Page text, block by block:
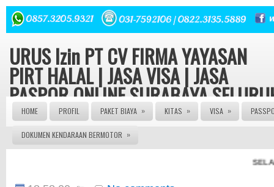
URUS Izin PT CV FIRMA YAYASAN
PIRT HALAL | JASA VISA | JASA
PASPOR ONLINE SURABAYA
INDONESIA
Konsultasi hukum dan Perizinan Gratis | Urus Izin PT CV
JASA PASPOR RUSAK | JASA PEMBUATAN PASPOR |
PASPOR | AGEN VISA | JASA VISA ONLINE | JASA
HOME PROFIL PAKET BIAYA » KITAS » VISA »
DOKUMEN KENDARAAN BERMOTOR »